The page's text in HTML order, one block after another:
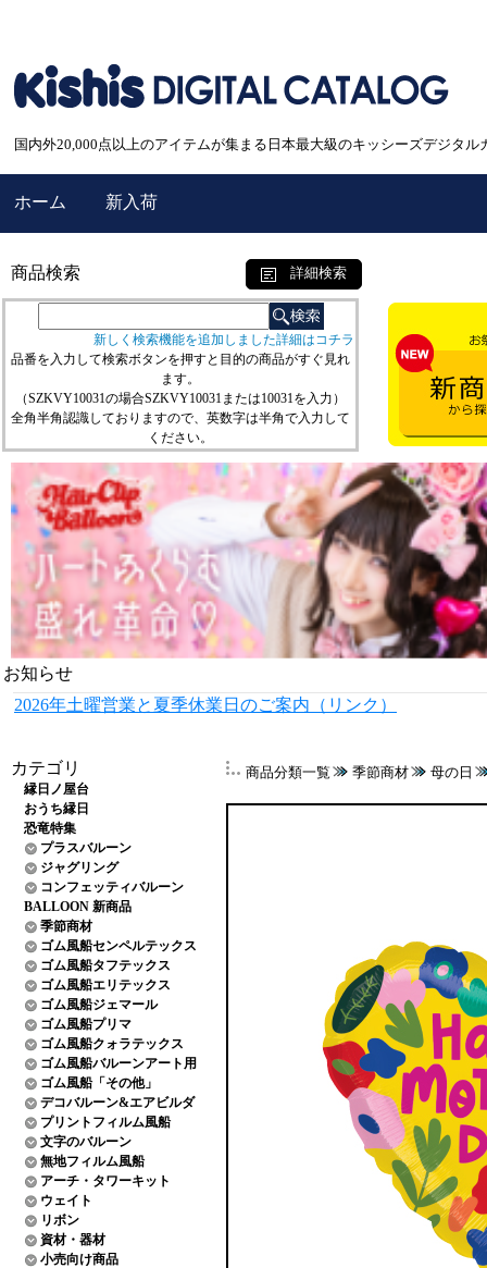
国内外20,000点以上のアイテムが集まる日本最大級のキッシーズデジタル
ホーム 新入荷
商品検索 詳細検索
新しく検索機能を追加しました詳細はコチラ
品番を入力して検索ボタンを押すと目的の商品がすぐ見れ
ます。
（SZKVY10031の場合SZKVY10031または10031を入力）
全角半角認識しておりますので、英数字は半角で入力して
ください。
お知らせ
2026年土曜営業と夏季休業日のご案内（リンク）
カテゴリ
縁日ノ屋台
おうち縁日
恐竜特集
プラスバルーン
ジャグリング
コンフェッティバルーン
BALLOON 新商品
季節商材
ゴム風船センペルテックス
ゴム風船タフテックス
ゴム風船エリテックス
ゴム風船ジェマール
ゴム風船プリマ
ゴム風船クォラテックス
ゴム風船バルーンアート用
ゴム風船「その他」
デコバルーン&エアビルダ
プリントフィルム風船
文字のバルーン
無地フィルム風船
アーチ・タワーキット
ウェイト
リボン
資材・器材
小売向け商品
商品分類一覧 季節商材 母の日